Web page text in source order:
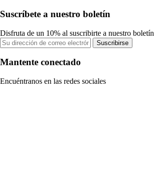
Suscríbete a nuestro boletín
Disfruta de un 10% al suscribirte a nuestro boletín
Suscribirse
Mantente conectado
Encuéntranos en las redes sociales